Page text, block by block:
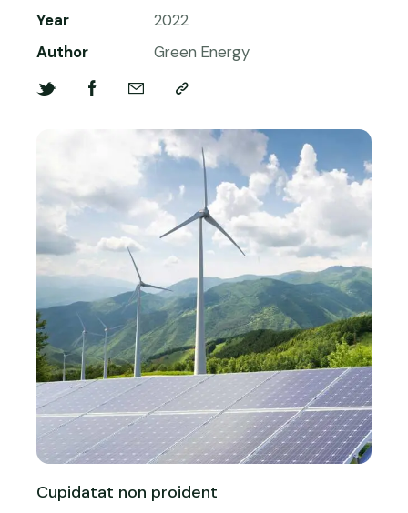
Cupidatat non proident
Year
2022
Author
Green Energy